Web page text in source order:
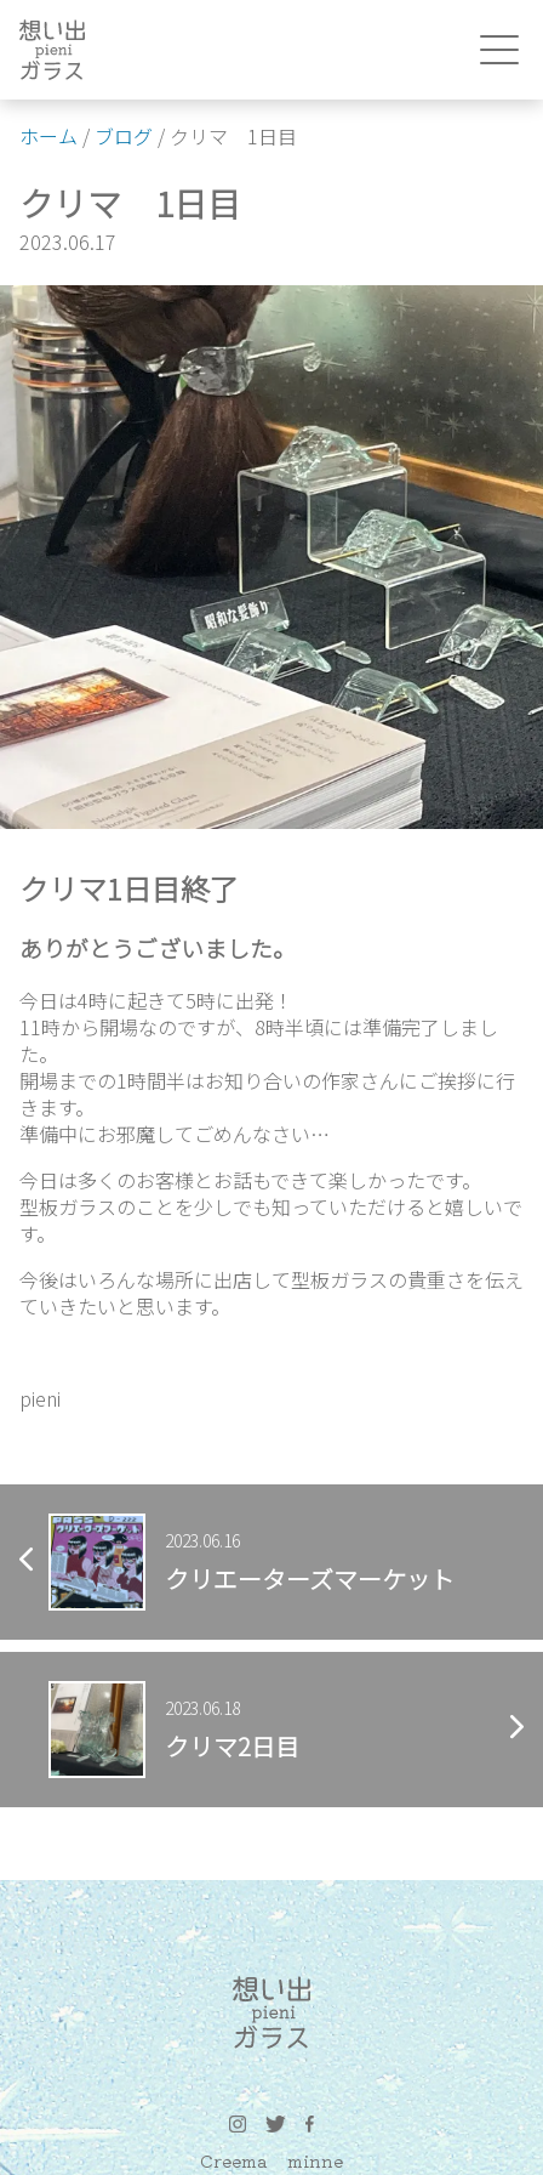
Skip
content
ホ
ム
想
い
ガ
ス
紹
ロ
グ
リ
集
問
い
合
わ
せ
ホーム / ブログ / クリマ 1日目
クリマ 1日目
2023.06.17
クリマ1日目終了
ありがとうございました。
今日は4時に起きて5時に出発！
11時から開場なのですが、8時半頃には準備完了しまし
た。
開場までの1時間半はお知り合いの作家さんにご挨拶に行
きます。
準備中にお邪魔してごめんなさい…
今日は多くのお客様とお話もできて楽しかったです。
型板ガラスのことを少しでも知っていただけると嬉しいで
す。
今後はいろんな場所に出店して型板ガラスの貴重さを伝え
ていきたいと思います。
pieni
2023.06.16
クリエーターズマーケット
2023.06.18
クリマ2日目
Creema minne